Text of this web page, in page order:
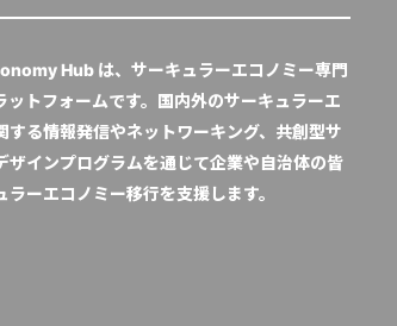
Hub は、サーキュラーエコノミー専門
ットフォームです。国内外のサーキュラーエ
する情報発信やネットワーキング、共創型サ
ザインプログラムを通じて企業や自治体の皆
ラーエコノミー移行を支援します。